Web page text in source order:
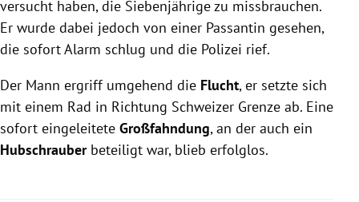
versucht haben, die Siebenjährige zu missbrauchen.
Er wurde dabei jedoch von einer Passantin gesehen,
die sofort Alarm schlug und die Polizei rief.
Der Mann ergriff umgehend die Flucht, er setzte sich
mit einem Rad in Richtung Schweizer Grenze ab. Eine
sofort eingeleitete Großfahndung, an der auch ein
Hubschrauberbeteiligt war, blieb erfolglos.